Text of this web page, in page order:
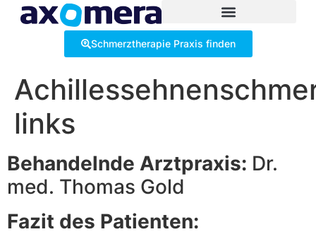
springen
Schmerztherapie Praxis finden
links
Behandelnde Arztpraxis: Dr.
med. Thomas Gold
Fazit des Patienten: